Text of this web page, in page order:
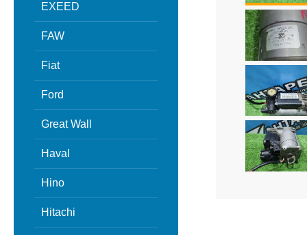
EXEED
FAW
Fiat
Ford
Great Wall
Haval
Hino
Hitachi